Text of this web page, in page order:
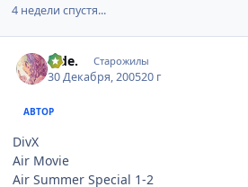
4 недели спустя...
hide. Старожилы
30 Декабря, 200520 г
АВТОР
DivX
Air Movie
Air Summer Special 1-2